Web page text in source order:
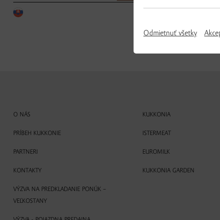
O NÁS
PRÍBEH KUKKONIE
PARTNERI
KONTAKTY
VÝZVA NA PREDKLADANIE PONÚK –
VEĽKOSTANY
KUKKONIA
ISTERMEAT
EUROMILK
KUKKONIA GARDEN
Odmietnuť všetky